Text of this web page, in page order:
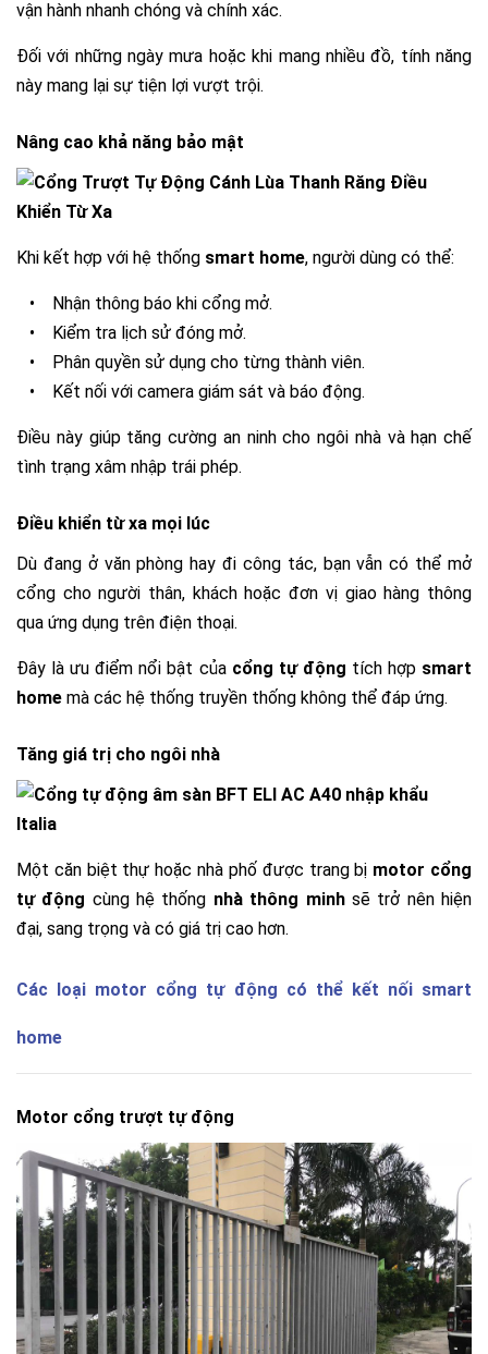
vận hành nhanh chóng và chính xác.
Đối với những ngày mưa hoặc khi mang nhiều đồ, tính năng
này mang lại sự tiện lợi vượt trội.
Nâng cao khả năng bảo mật
Khi kết hợp với hệ thống smart home, người dùng có thể:
• Nhận thông báo khi cổng mở.
• Kiểm tra lịch sử đóng mở.
• Phân quyền sử dụng cho từng thành viên.
• Kết nối với camera giám sát và báo động.
Điều này giúp tăng cường an ninh cho ngôi nhà và hạn chế
tình trạng xâm nhập trái phép.
Điều khiển từ xa mọi lúc
Dù đang ở văn phòng hay đi công tác, bạn vẫn có thể mở
cổng cho người thân, khách hoặc đơn vị giao hàng thông
qua ứng dụng trên điện thoại.
Đây là ưu điểm nổi bật của cổng tự động tích hợp smart
home mà các hệ thống truyền thống không thể đáp ứng.
Tăng giá trị cho ngôi nhà
Một căn biệt thự hoặc nhà phố được trang bị motor cổng
tự động cùng hệ thống nhà thông minhsẽ trở nên hiện
đại, sang trọng và có giá trị cao hơn.
Các loại motor cổng tự động có thể kết nối smart
home
Motor cổng trượt tự động